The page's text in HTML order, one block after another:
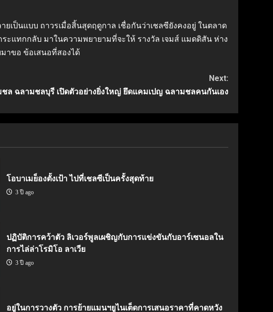
เป็นแบบ ถาวรเมื่อสิ้นสุดฤดูกาล เชื่อกันว่าเชลซียังคงอยู่ ในตลาด
แทกกลับ มาในความพยายามที่จะให้ รางวัล เจมส์ แมดดิสัน ห่าง
มาขอ ข้อเสนอที่สองได้
Next:
ชล ฉลามชลบุรี เปิดตัวอย่างยิ่งใหญ่ ยึดแคมเปญ ฉลามชลคนกันเอง
โอบาเมย็องตั้งเป้า ไปที่เชลซีเป็นครั้งสุดท้าย
3 ปี ago
ปฏิบัติการคว้าตัว ลิเวอร์พูลเผชิญกับการแข่งขันกับอาร์เซนอลใน
การไล่ล่าโรมิโอ ลาเวีย
3 ปี ago
อยู่ในการวางตัว การย้ายแมนฯยูไนเต็ดการเสนอราคาที่คาดหวัง